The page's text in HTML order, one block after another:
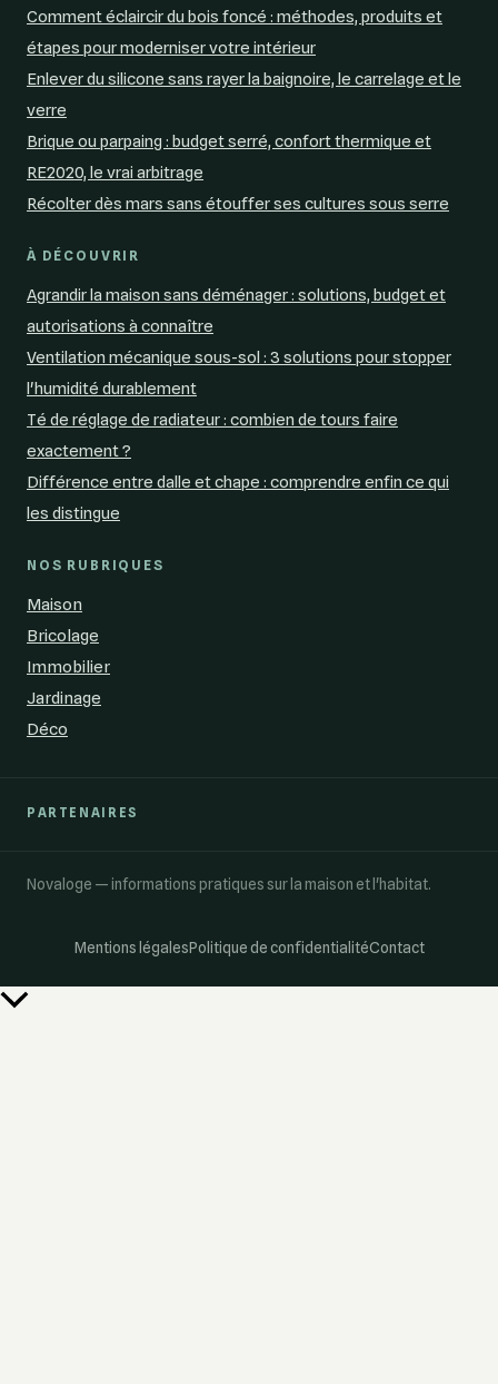
Comment éclaircir du bois foncé : méthodes, produits et
étapes pour moderniser votre intérieur
Enlever du silicone sans rayer la baignoire, le carrelage et le
verre
Brique ou parpaing : budget serré, confort thermique et
RE2020, le vrai arbitrage
Récolter dès mars sans étouffer ses cultures sous serre
À DÉCOUVRIR
Agrandir la maison sans déménager : solutions, budget et
autorisations à connaître
Ventilation mécanique sous-sol : 3 solutions pour stopper
l'humidité durablement
Té de réglage de radiateur : combien de tours faire
exactement ?
Différence entre dalle et chape : comprendre enfin ce qui
les distingue
NOS RUBRIQUES
Maison
Bricolage
Immobilier
Jardinage
Déco
PARTENAIRES
Novaloge — informations pratiques sur la maison et l'habitat.
Mentions légalesPolitique de confidentialitéContact